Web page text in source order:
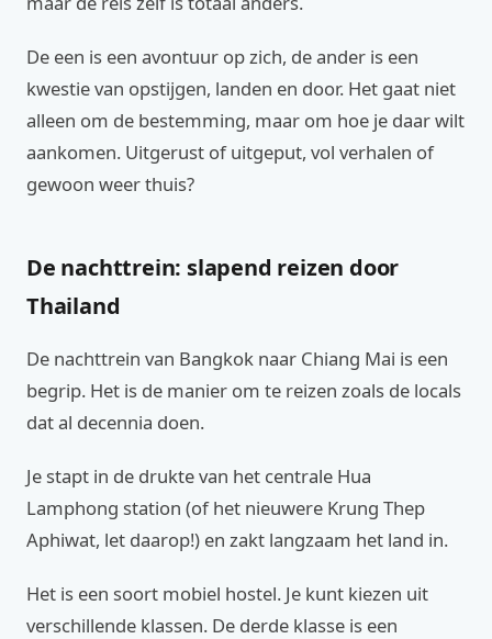
De een is een avontuur op zich, de ander is een
kwestie van opstijgen, landen en door. Het gaat niet
alleen om de bestemming, maar om hoe je daar wilt
aankomen. Uitgerust of uitgeput, vol verhalen of
gewoon weer thuis?
De nachttrein: slapend reizen door
Thailand
De nachttrein van Bangkok naar Chiang Mai is een
begrip. Het is de manier om te reizen zoals de locals
dat al decennia doen.
Je stapt in de drukte van het centrale Hua
Lamphong station (of het nieuwere Krung Thep
Aphiwat, let daarop!) en zakt langzaam het land in.
Het is een soort mobiel hostel. Je kunt kiezen uit
verschillende klassen. De derde klasse is een